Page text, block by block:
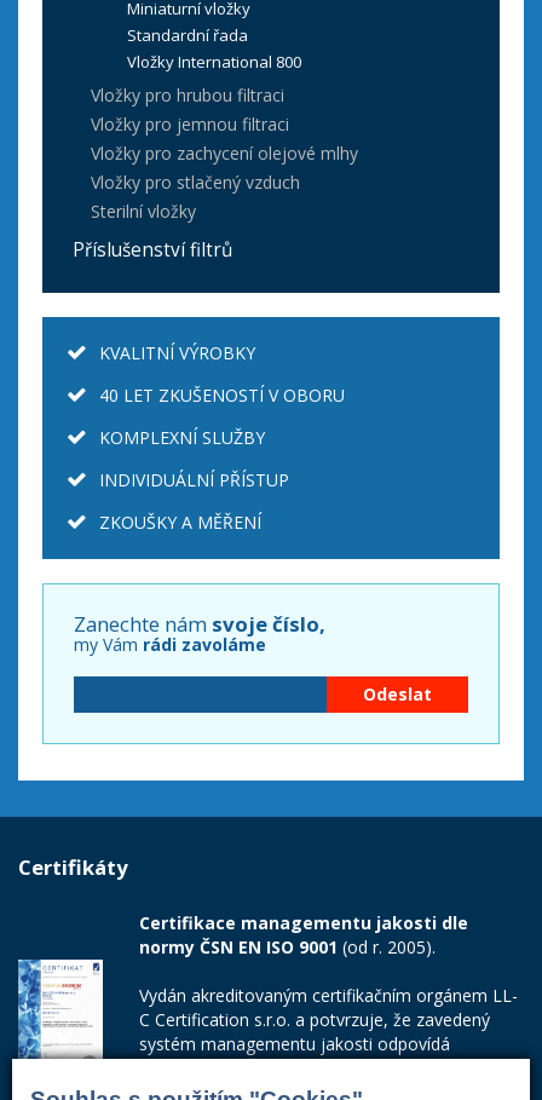
Miniaturní vložky
Standardní řada
Vložky International 800
Vložky pro hrubou filtraci
Vložky pro jemnou filtraci
Vložky pro zachycení olejové mlhy
Vložky pro stlačený vzduch
Sterilní vložky
Příslušenství filtrů
KVALITNÍ VÝROBKY
40 LET ZKUŠENOSTÍ V OBORU
KOMPLEXNÍ SLUŽBY
INDIVIDUÁLNÍ PŘÍSTUP
ZKOUŠKY A MĚŘENÍ
Zanechte nám svoje číslo,
my Vám rádi zavoláme
Certifikáty
Certifikace managementu jakosti dle
normy ČSN EN ISO 9001 (od r. 2005).
Vydán akreditovaným certifikačním orgánem LL-
C Certification s.r.o. a potvrzuje, že zavedený
systém managementu jakosti odpovídá